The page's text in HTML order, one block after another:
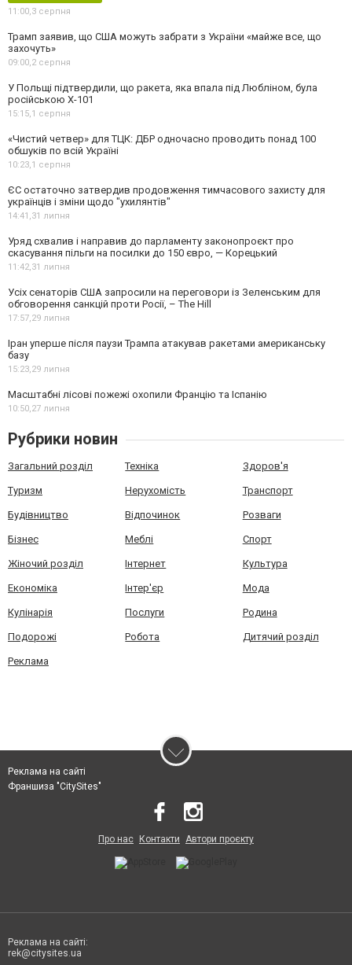
11:00, 3 серпня
Трамп заявив, що США можуть забрати з України «майже все, що
захочуть»
09:00, 2 серпня
У Польщі підтвердили, що ракета, яка впала під Любліном, була
російською Х-101
15:15, 1 серпня
«Чистий четвер» для ТЦК: ДБР одночасно проводить понад 100
обшуків по всій Україні
10:23, 1 серпня
ЄС остаточно затвердив продовження тимчасового захисту для
українців і зміни щодо "ухилянтів"
14:41, 31 липня
Уряд схвалив і направив до парламенту законопроєкт про
скасування пільги на посилки до 150 євро, — Корецький
11:42, 31 липня
Усіх сенаторів США запросили на переговори із Зеленським для
обговорення санкцій проти Росії, – The Hill
17:57, 29 липня
Іран уперше після паузи Трампа атакував ракетами американську
базу
15:23, 29 липня
Масштабні лісові пожежі охопили Францію та Іспанію
10:50, 27 липня
Рубрики новин
Загальний розділ Техніка Здоров'я
Туризм Нерухомість Транспорт
Будівництво Відпочинок Розваги
Бізнес Меблі Спорт
Жіночий розділ Інтернет Культура
Економіка Інтер'єр Мода
Кулінарія Послуги Родина
Подорожі Робота Дитячий розділ
Реклама
Реклама на сайті
Франшиза "CitySites"
Про нас Контакти Автори проєкту
Реклама на сайті:
rek@citysites.ua